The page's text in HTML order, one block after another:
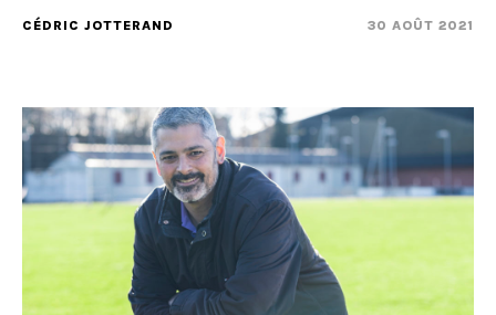
CÉDRIC JOTTERAND 30 AOÛT 2021